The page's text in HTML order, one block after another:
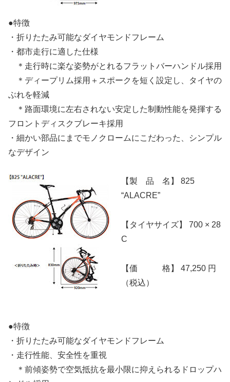
●特徴
・折りたたみ可能なダイヤモンドフレーム
・都市走行に適した仕様
＊走行時に楽な姿勢がとれるフラットバーハンドル採用
＊ディープリム採用＋スポークを短く設定し、タイヤの
ぶれを軽減
＊路面環境に左右されない安定した制動性能を発揮する
フロントディスクブレーキ採用
・細かい部品にまでモノクロームにこだわった、シンプル
なデザイン
【製 品 名】 825
“ALACRE”
【タイヤサイズ】 700 × 28
C
【価 格】 47,250 円
（税込）
●特徴
・折りたたみ可能なダイヤモンドフレーム
・走行性能、安全性を重視
＊前傾姿勢で空気抵抗を最小限に抑えられるドロップハ